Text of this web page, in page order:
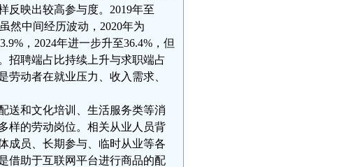
反映出较高参与度。2019年至
然中间经历波动，2020年为
，2024年进一步升至36.4%，但
招聘端占比持续上升与求职端占
动者在就业压力、收入需求、
送和文化培训、生活服务类等消
样的劳动岗位。相关从业人员背
成员、长期参与、临时从业等各
借助于互联网平台进行商品的配